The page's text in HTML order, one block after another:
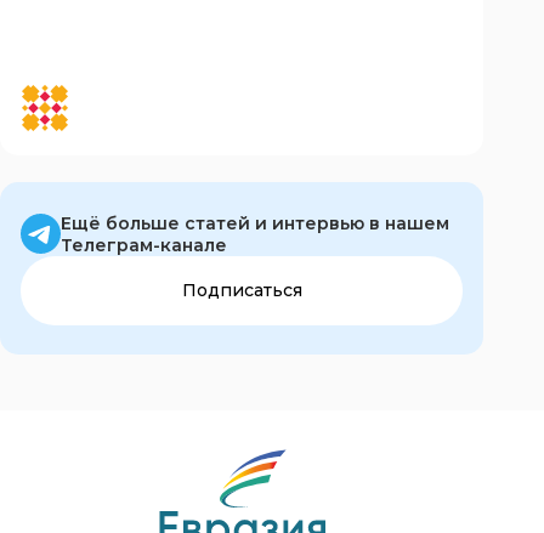
Ещё больше статей и интервью в нашем
Телеграм-канале
Подписаться